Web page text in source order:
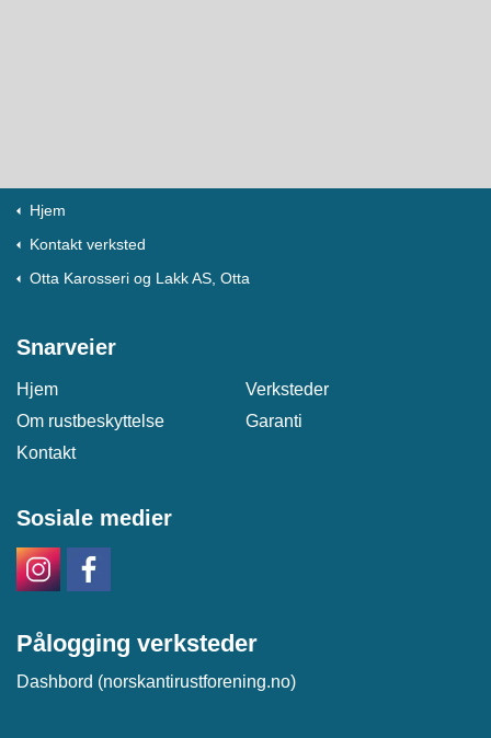
Hjem
Kontakt verksted
Otta Karosseri og Lakk AS, Otta
Snarveier
Hjem
Verksteder
Om rustbeskyttelse
Garanti
Kontakt
Sosiale medier
Pålogging verksteder
Dashbord (norskantirustforening.no)